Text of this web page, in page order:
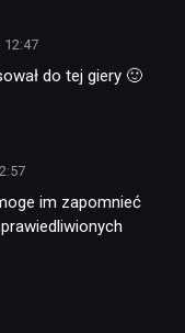
12:47
do tej giery 🙂
im zapomnieć